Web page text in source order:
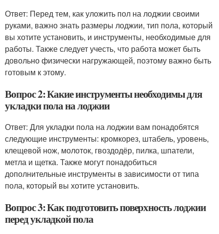
Ответ: Перед тем, как уложить пол на лоджии своими
руками, важно знать размеры лоджии, тип пола, который
вы хотите установить, и инструменты, необходимые для
работы. Также следует учесть, что работа может быть
довольно физически нагружающей, поэтому важно быть
готовым к этому.
Вопрос 2: Какие инструменты необходимы для
укладки пола на лоджии
Ответ: Для укладки пола на лоджии вам понадобятся
следующие инструменты: кромкорез, штабель, уровень,
клещевой нож, молоток, гвоздодёр, пилка, шпатели,
метла и щетка. Также могут понадобиться
дополнительные инструменты в зависимости от типа
пола, который вы хотите установить.
Вопрос 3: Как подготовить поверхность лоджии
перед укладкой пола